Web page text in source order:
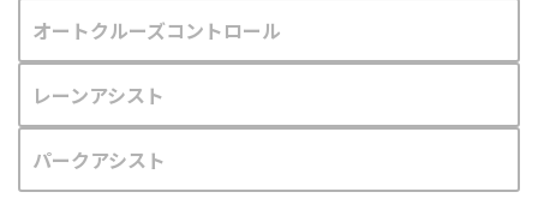
オートクルーズコントロール
レーンアシスト
パークアシスト